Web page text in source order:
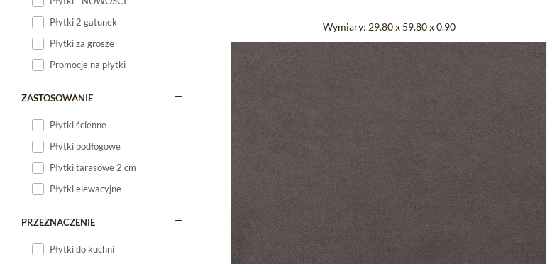
Płytki 2 gatunek
Płytki za grosze
Promocje na płytki
ZASTOSOWANIE
Płytki ścienne
Płytki podłogowe
Płytki tarasowe 2 cm
Płytki elewacyjne
PRZEZNACZENIE
Płytki do kuchni
Wymiary: 29.80 x 59.80 x 0.90